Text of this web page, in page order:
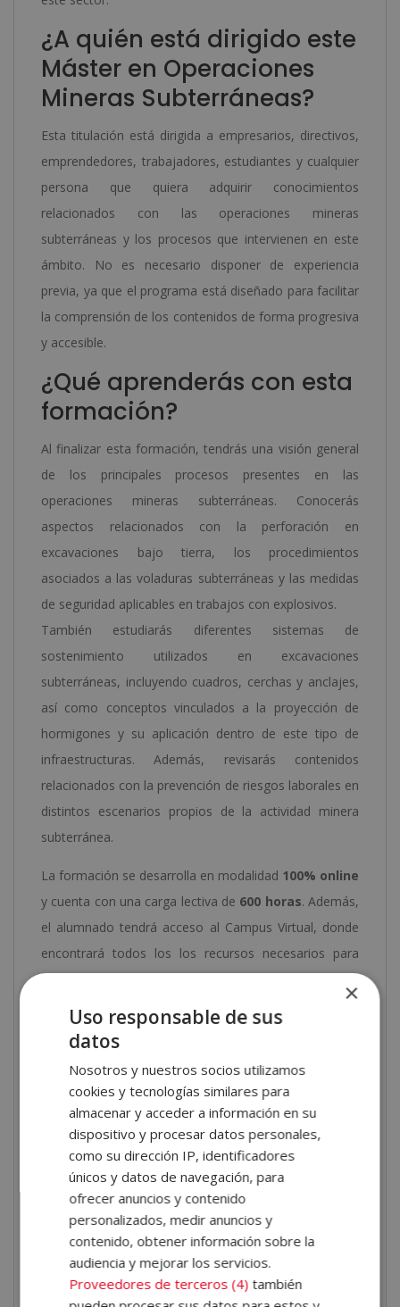
¿A quién está dirigido este
Máster en Operaciones
Mineras Subterráneas?
Esta titulación está dirigida a empresarios, directivos,
emprendedores, trabajadores, estudiantes y cualquier
persona que quiera adquirir conocimientos
relacionados con las operaciones mineras
subterráneas y los procesos que intervienen en este
ámbito. No es necesario disponer de experiencia
previa, ya que el programa está diseñado para facilitar
la comprensión de los contenidos de forma progresiva
y accesible.
¿Qué aprenderás con esta
formación?
Al finalizar esta formación, tendrás una visión general
de los principales procesos presentes en las
operaciones mineras subterráneas. Conocerás
aspectos relacionados con la perforación en
excavaciones bajo tierra, los procedimientos
asociados a las voladuras subterráneas y las medidas
de seguridad aplicables en trabajos con explosivos.
También estudiarás diferentes sistemas de
sostenimiento utilizados en excavaciones
subterráneas, incluyendo cuadros, cerchas y anclajes,
así como conceptos vinculados a la proyección de
hormigones y su aplicación dentro de este tipo de
infraestructuras. Además, revisarás contenidos
relacionados con la prevención de riesgos laborales en
distintos escenarios propios de la actividad minera
subterránea.
La formación se desarrolla en modalidad 100% online
y cuenta con una carga lectiva de 600 horas. Además,
el alumnado tendrá acceso al Campus Virtual, donde
encontrará todos los los recursos necesarios para
seguir el programa formativo. También dispondrá de
formación.
Salidas profesionales
Esta formación está orientada a ampliar
conocimientos y favorecer el desarrollo en áreas
relacionadas con las operaciones mineras
subterráneas, la planificación de actividades de
excavación, los procesos de perforación y voladura,
los sistemas de sostenimiento, la seguridad en
entornos mineros, la gestión de trabajos en
infraestructuras subterráneas y otros ámbitos
×
Uso responsable de sus
datos
Nosotros y nuestros socios utilizamos
cookies y tecnologías similares para
almacenar y acceder a información en su
dispositivo y procesar datos personales,
como su dirección IP, identificadores
únicos y datos de navegación, para
ofrecer anuncios y contenido
personalizados, medir anuncios y
contenido, obtener información sobre la
audiencia y mejorar los servicios.
Proveedores de terceros (4) también